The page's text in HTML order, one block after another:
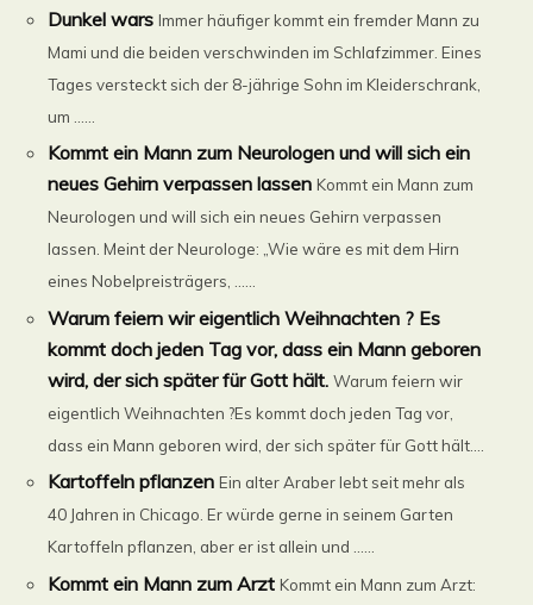
Dunkel wars Immer häufiger kommt ein fremder Mann zu
Mami und die beiden verschwinden im Schlafzimmer. Eines
Tages versteckt sich der 8-jährige Sohn im Kleiderschrank,
um ......
Kommt ein Mann zum Neurologen und will sich ein
neues Gehirn verpassen lassen Kommt ein Mann zum
Neurologen und will sich ein neues Gehirn verpassen
lassen. Meint der Neurologe: „Wie wäre es mit dem Hirn
eines Nobelpreisträgers, ......
Warum feiern wir eigentlich Weihnachten ? Es
kommt doch jeden Tag vor, dass ein Mann geboren
wird, der sich später für Gott hält. Warum feiern wir
eigentlich Weihnachten ?Es kommt doch jeden Tag vor,
dass ein Mann geboren wird, der sich später für Gott hält....
Kartoffeln pflanzen Ein alter Araber lebt seit mehr als
40 Jahren in Chicago. Er würde gerne in seinem Garten
Kartoffeln pflanzen, aber er ist allein und ......
Kommt ein Mann zum Arzt Kommt ein Mann zum Arzt: